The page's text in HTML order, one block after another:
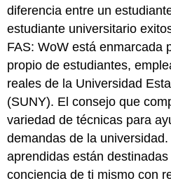
diferencia entre un
estudiante universitario
FAS: WoW está enmarcada
propio de estudiantes,
reales de la Universidad
(SUNY). El consejo que
variedad de técnicas para
demandas de la
aprendidas están
conciencia de ti mismo con